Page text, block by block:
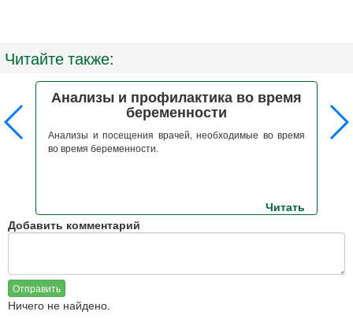
Читайте также:
Анализы и профилактика во время
беременности
Анализы и посещения врачей, необходимые во время
во время беременности.
Читать
Добавить комментарий
Отправить
Ничего не найдено.